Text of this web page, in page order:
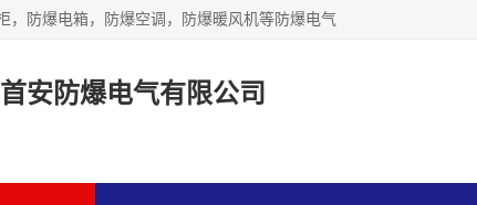
，防爆电箱，防爆空调，防爆暖风机等防爆电气
安防爆电气有限公司